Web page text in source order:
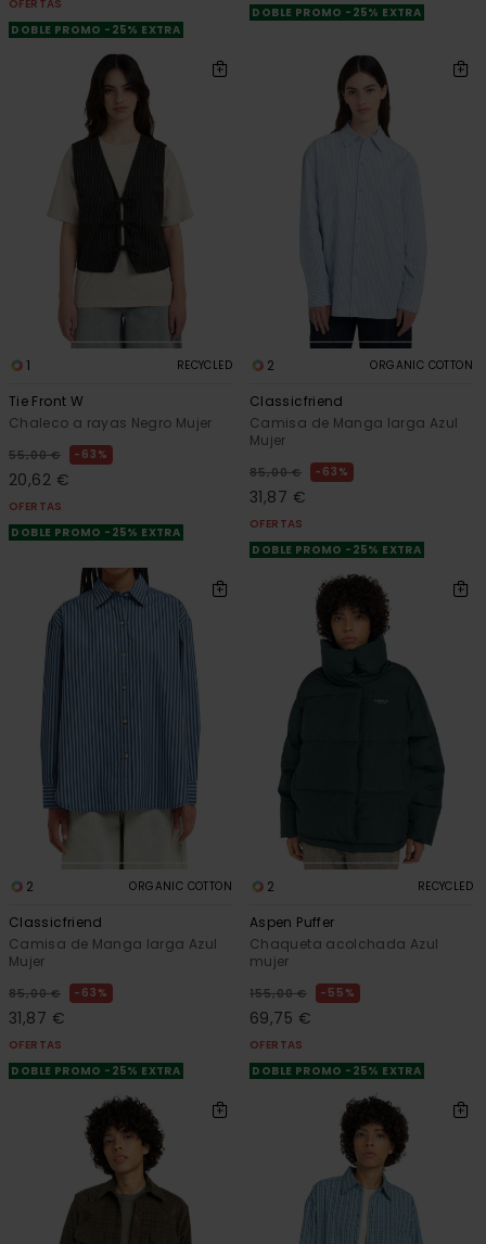
OFERTAS
DOBLE PROMO -25% EXTRA
DOBLE PROMO -25% EXTRA
1 RECYCLED
Tie Front W
Chaleco a rayas Negro Mujer
55,00 € 63%
20,62 €
OFERTAS
DOBLE PROMO -25% EXTRA
2 ORGANIC COTTON
Classicfriend
Camisa de Manga larga Azul
Mujer
85,00 € 63%
31,87 €
OFERTAS
DOBLE PROMO -25% EXTRA
2 ORGANIC COTTON
Classicfriend
Camisa de Manga larga Azul
Mujer
85,00 € 63%
31,87 €
OFERTAS
DOBLE PROMO -25% EXTRA
2 RECYCLED
Aspen Puffer
Chaqueta acolchada Azul
mujer
155,00 € 55%
69,75 €
OFERTAS
DOBLE PROMO -25% EXTRA